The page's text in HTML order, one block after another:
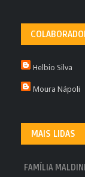
Helbio Silva
Moura Nápoli
MAIS LIDAS
FAMÍLIA